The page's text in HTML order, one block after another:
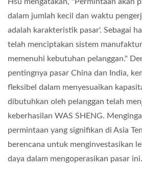
Hsu mengatakan, "Permintaan akan
dalam jumlah kecil dan waktu
adalah karakteristik pasar'. Sebagai
telah menciptakan sistem
memenuhi kebutuhan pelanggan."
pentingnya pasar China dan India,
fleksibel dalam menyesuaikan
dibutuhkan oleh pelanggan telah
keberhasilan WAS SHENG.
permintaan yang signifikan di Asia
berencana untuk menginvestasikan
daya dalam mengoperasikan pasar ini.